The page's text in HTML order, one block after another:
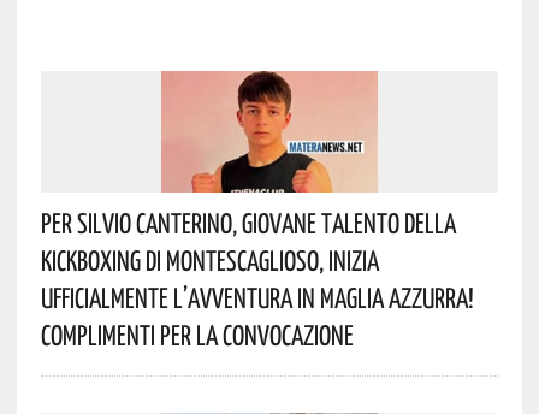
Per Silvio Canterino, Giovane Talento Della
Kickboxing Di Montescaglioso, Inizia
Ufficialmente L’avventura In Maglia Azzurra!
Complimenti Per La Convocazione